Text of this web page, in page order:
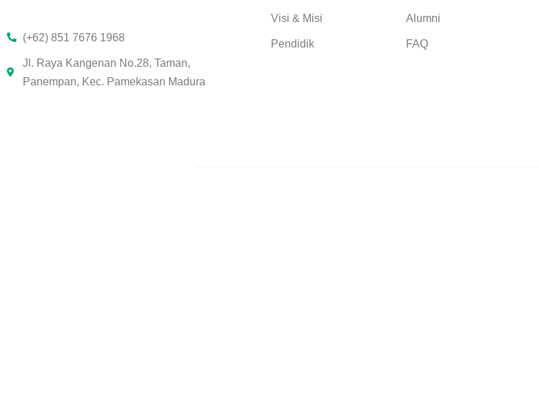
(+62) 851 7676 1968
Jl. Raya Kangenan No.28, Taman,
Panempan, Kec. Pamekasan Madura
Visi & Misi
Pendidik
Alumni
FAQ